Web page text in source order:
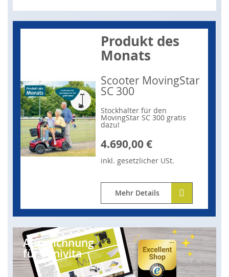
Produkt des
Monats
Scooter MovingStar
SC 300
Stockhalter für den
MovingStar SC 300 gratis
dazu!
4.690,00 €
inkl. gesetzlicherUSt.
Mehr Details
Auszeichnung
für Sanivita